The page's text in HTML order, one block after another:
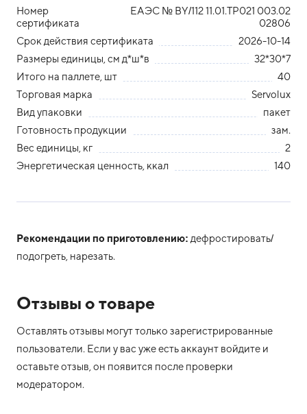
Номер
сертификата
ЕАЭС № BY/112 11.01.ТР021 003.02
02806
Срок действия сертификата
2026-10-14
Размеры единицы, см д*ш*в
32*30*7
Итого на паллете, шт
40
Торговая марка
Servolux
Вид упаковки
пакет
Готовность продукции
зам.
Вес единицы, кг
2
Энергетическая ценность, ккал
140
Рекомендации по приготовлению: дефростировать/
подогреть, нарезать.
Отзывы о товаре
Оставлять отзывы могут только зарегистрированные
пользователи. Если у вас уже есть аккаунт войдите и
оставьте отзыв, он появится после проверки
модератором.